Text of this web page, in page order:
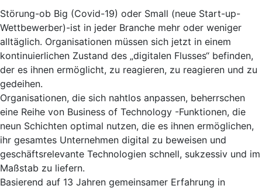
Störung-ob Big (Covid-19) oder Small (neue Start-up-
Wettbewerber)-ist in jeder Branche mehr oder weniger
alltäglich. Organisationen müssen sich jetzt in einem
kontinuierlichen Zustand des „digitalen Flusses“ befinden,
der es ihnen ermöglicht, zu reagieren, zu reagieren und zu
gedeihen.
Organisationen, die sich nahtlos anpassen, beherrschen
eine Reihe von Business of Technology -Funktionen, die
neun Schichten optimal nutzen, die es ihnen ermöglichen,
ihr gesamtes Unternehmen digital zu beweisen und
geschäftsrelevante Technologien schnell, sukzessiv und im
Maßstab zu liefern.
Basierend auf 13 Jahren gemeinsamer Erfahrung in